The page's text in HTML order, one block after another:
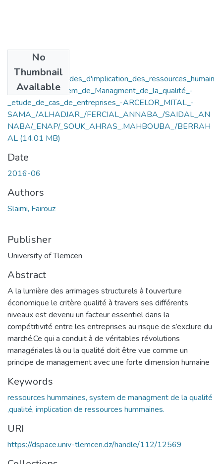
No
Thumbnail
Available
Conditions_et_modes_d'implication_des_ressources_humain
es_dans_un_system_de_Managment_de_la_qualité_-
_etude_de_cas_de_entreprises_-ARCELOR_MITAL_-
SAMA_/ALHADJAR_/FERCIAL_ANNABA_/SAIDAL_AN
NABA/_ENAP/_SOUK_AHRAS_.MAHBOUBA_/BERRAH
AL (14.01 MB)
Date
2016-06
Authors
Slaimi, Fairouz
Publisher
University of Tlemcen
Abstract
A la lumière des arrimages structurels à l'ouverture
économique le critère qualité à travers ses différents
niveaux est devenu un facteur essentiel dans la
compétitivité entre les entreprises au risque de s’exclure du
marché.Ce qui a conduit à de véritables révolutions
managériales là ou la qualité doit être vue comme un
principe de management avec une forte dimension humaine
Keywords
ressources hummaines, system de managment de la qualité
,qualité, implication de ressources hummaines.
URI
https://dspace.univ-tlemcen.dz/handle/112/12569